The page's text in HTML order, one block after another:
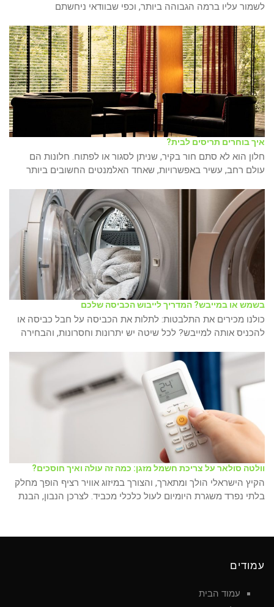
לשמור עליו ברמה הגבוהה ביותר, וכפי שבוודאי ניחשתם
איך בוחרים תריסים לבית?
חלון הוא לא סתם חור בקיר, שניתן לסגור או לפתוח. חלונות הם
עולם רחב, עשיר באפשרויות, שאחד האלמנטים החשובים ביותר
בשמש או במייבש? המדריך לייבוש הכביסה שלכם
כולנו מכירים את התלבטות: לתלות את הכביסה על חבל כביסה או
להכניס אותה למייבש? לכל שיטה יש יתרונות וחסרונות, והבחירה
וולטה סולאר על צריכת חשמל מזגן: כמה זה עולה ואיך חוסכים?
הקיץ הישראלי הולך ומתארך, והצורך במיזוג אוויר רציף הופך מחלק
בלתי נפרד משגרת היומיום לעול כלכלי מכביד. לצרכן הנבון, הבנת
עמודים
עמוד הבית